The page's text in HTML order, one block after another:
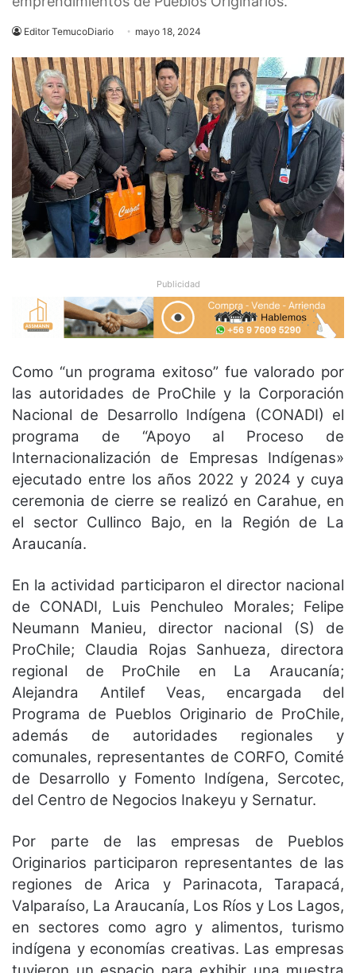
Editor TemucoDiario mayo 18, 2024
Publicidad
Como “un programa exitoso” fue valorado por
las autoridades de ProChile y la Corporación
Nacional de Desarrollo Indígena (CONADI) el
programa de “Apoyo al Proceso de
Internacionalización de Empresas Indígenas»
ejecutado entre los años 2022 y 2024 y cuya
ceremonia de cierre se realizó en Carahue, en
el sector Cullinco Bajo, en la Región de La
Araucanía.
En la actividad participaron el director nacional
de CONADI, Luis Penchuleo Morales; Felipe
Neumann Manieu, director nacional (S) de
ProChile; Claudia Rojas Sanhueza, directora
regional de ProChile en La Araucanía;
Alejandra Antilef Veas, encargada del
Programa de Pueblos Originario de ProChile,
además de autoridades regionales y
comunales, representantes de CORFO, Comité
de Desarrollo y Fomento Indígena, Sercotec,
del Centro de Negocios Inakeyu y Sernatur.
Por parte de las empresas de Pueblos
Originarios participaron representantes de las
regiones de Arica y Parinacota, Tarapacá,
Valparaíso, La Araucanía, Los Ríos y Los Lagos,
en sectores como agro y alimentos, turismo
indígena y economías creativas. Las empresas